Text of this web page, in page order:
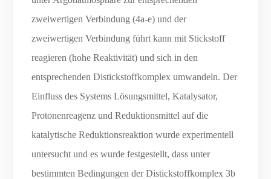
zweiwertigen Verbindung (4a-e) und der
zweiwertigen Verbindung führt kann mit Stickstoff
reagieren (hohe Reaktivität) und sich in den
entsprechenden Distickstoffkomplex umwandeln. Der
Einfluss des Systems Lösungsmittel, Katalysator,
Protonenreagenz und Reduktionsmittel auf die
katalytische Reduktionsreaktion wurde experimentell
untersucht und es wurde festgestellt, dass unter
bestimmten Bedingungen der Distickstoffkomplex 3b